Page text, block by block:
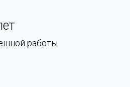
работы